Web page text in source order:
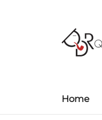
Home